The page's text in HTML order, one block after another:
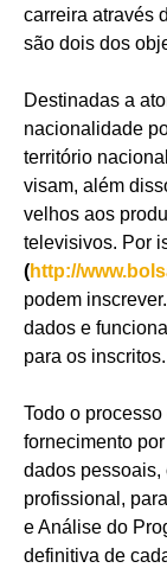
carreira através
são dois dos
Destinadas a
nacionalidade
território
visam, além
velhos aos
televisivos. Por
(http://
podem
dados e
para os inscritos.
Todo o
fornecimento
dados pessoais,
profissional,
e Análise do
definitiva de